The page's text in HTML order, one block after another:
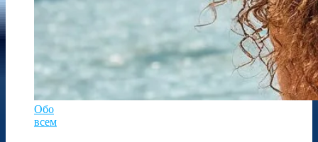
Обо
всем